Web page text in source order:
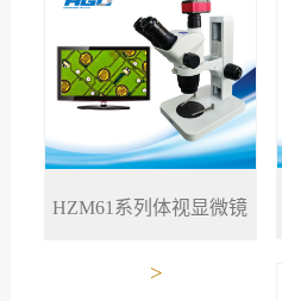
HZM61系列体视显微镜
>